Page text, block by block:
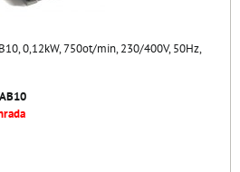
0,12kW, 750ot/min, 230/400V, 50Hz,